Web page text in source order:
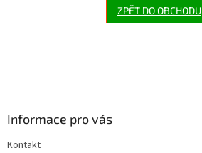
ZPĚT DO OBCHODU
Informace pro vás
Kontakt